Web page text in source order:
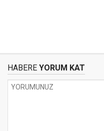
HABERE YORUM KAT